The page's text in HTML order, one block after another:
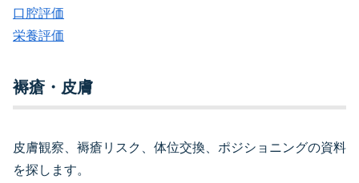
口腔評価
栄養評価
褥瘡・皮膚
皮膚観察、褥瘡リスク、体位交換、ポジショニングの資料
を探します。